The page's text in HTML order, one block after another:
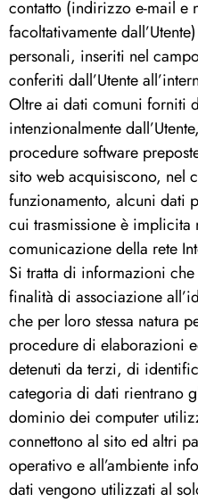
contatto (indirizzo e-mail e
facoltativamente
personali, inseriti nel
conferiti dall’Utente
Oltre ai dati comuni forniti
intenzionalmente
procedure software
sito web acquisiscono, nel
funzionamento, alcuni dati
cui trasmissione è implicita
comunicazione della rete
Si tratta di informazioni
finalità di associazione
che per loro stessa natura
procedure di elaborazioni
detenuti da terzi, di
categoria di dati rientrano
dominio dei computer
connettono al sito ed altri
operativo e all’ambiente
dati vengono utilizzati al